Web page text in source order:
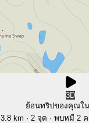
3D
ย้อนทริปของคุณใ
3.8 km · 2 จุด · พบหมี 2